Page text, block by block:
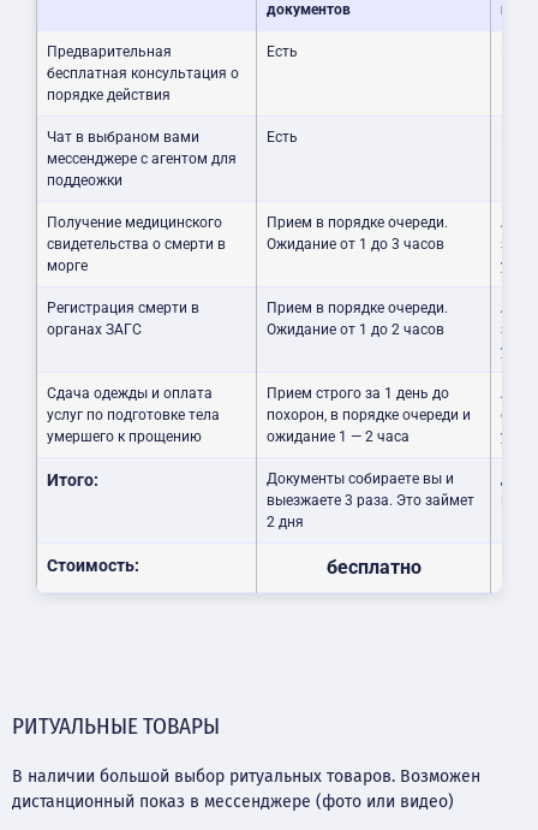
документов
Предварительная
бесплатная консультация о
порядке действия
Есть
Чат в выбраном вами
мессенджере с агентом для
поддеожки
Есть
Получение медицинского
свидетельства о смерти в
морге
Прием в порядке очереди.
Ожидание от 1 до 3 часов
за
Регистрация смерти в
органах ЗАГС
Прием в порядке очереди.
Ожидание от 1 до 2 часов
за
Сдача одежды и оплата
услуг по подготовке тела
умершего к прощению
Прием строго за 1 день до
похорон, в порядке очереди и
ожидание 1 — 2 часа
Итого:
Документы собираете вы и
выезжаете 3 раза. Это займет
2 дня
Стоимость: бесплатно
РИТУАЛЬНЫЕ ТОВАРЫ
В наличии большой выбор ритуальных товаров. Возможен
дистанционный показ в мессенджере (фото или видео)